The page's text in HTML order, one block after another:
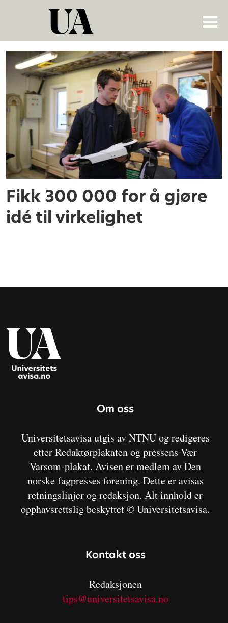
Tag:
kynetix
Fikk 300 000 for å gjøre
idé til virkelighet
Om oss
Universitetsavisa utgis av NTNU og redigeres
etter Redaktørplakaten og pressens Vær
Varsom-plakat. Avisen er medlem av Den
norske fagpresses forening. Dette er avisas
retningslinjer og redaksjon. Alt innhold er
opphavsrettslig beskyttet © Universitetsavisa.
Kontakt oss
Redaksjonen
tips@universitetsavisa.no